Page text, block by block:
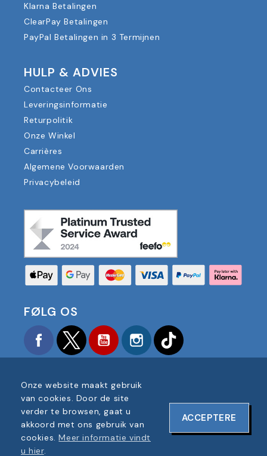
Klarna Betalingen
ClearPay Betalingen
PayPal Betalingen in 3 Termijnen
HULP & ADVIES
Contacteer Ons
Leveringsinformatie
Returpolitik
Onze Winkel
Carrières
Algemene Voorwaarden
Privacybeleid
FØLG OS
FacebookTwitter YouTubeInstagram
COPYRIGHT © 2025 FOOTBALL AMERICA UK ALLE
RECHTEN VOORBEHOUDEN
BEDRIJF REGISTRATIENUMMER: 06354287
Onze website maakt gebruik
van cookies. Door de site
verder te browsen, gaat u
akkoord met ons gebruik van
cookies.Meer informatie vindt
u hier.
ACCEPTERE